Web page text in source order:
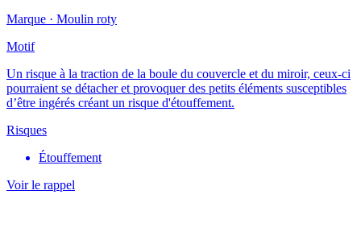
Marque · Moulin roty
Motif
Un risque à la traction de la boule du couvercle et du miroir, ceux-ci
pourraient se détacher et provoquer des petits éléments susceptibles
d’être ingérés créant un risque d'étouffement.
Risques
Étouffement
Voir le rappel